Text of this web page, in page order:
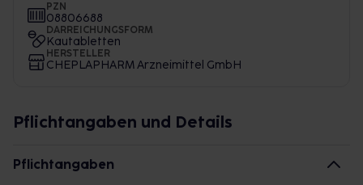
PZN
08806688
DARREICHUNGSFORM
Kautabletten
HERSTELLER
CHEPLAPHARM Arzneimittel GmbH
Pflichtangaben und Details
Pflichtangaben